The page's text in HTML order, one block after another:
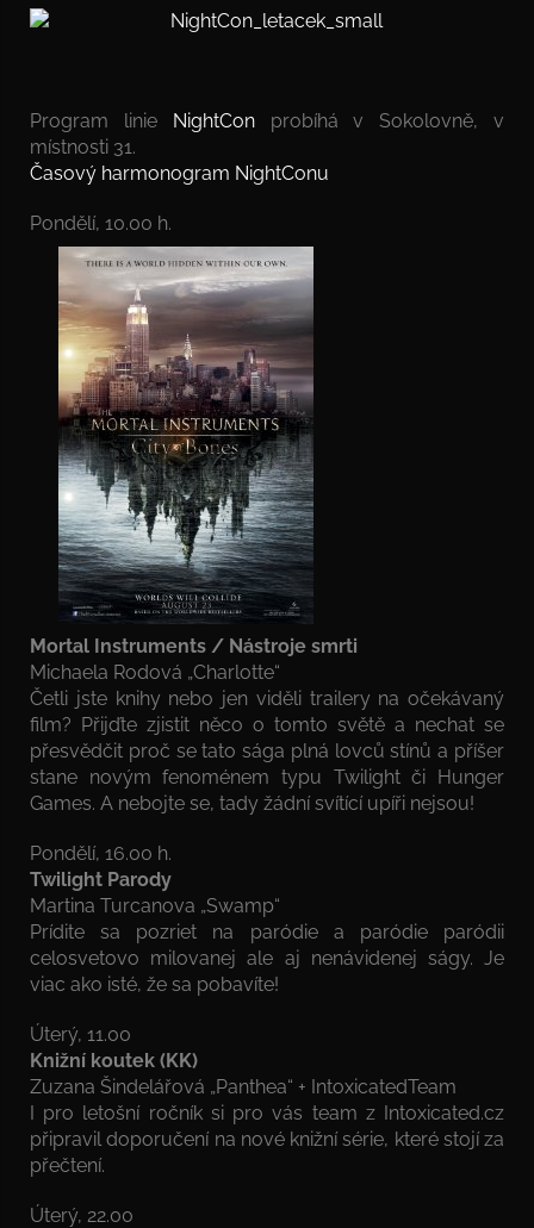
Program linie NightConprobíhá v Sokolovně, v
místnosti 31.
Časový harmonogram NightConu
Pondělí, 10.00 h.
Mortal Instruments / Nástroje smrti
Michaela Rodová „Charlotte“
Četli jste knihy nebo jen viděli trailery na očekávaný
film? Přijďte zjistit něco o tomto světě a nechat se
přesvědčit proč se tato sága plná lovců stínů a příšer
stane novým fenoménem typu Twilight či Hunger
Games. A nebojte se, tady žádní svítící upíři nejsou!
Pondělí, 16.00 h.
Twilight Parody
Martina Turcanova „Swamp“
Prídite sa pozriet na paródie a paródie paródii
celosvetovo milovanej ale aj nenávidenej ságy. Je
viac ako isté, že sa pobavíte!
Úterý, 11.00
Knižní koutek (KK)
Zuzana Šindelářová „Panthea“ + IntoxicatedTeam
I pro letošní ročník si pro vás team z Intoxicated.cz
připravil doporučení na nové knižní série, které stojí za
přečtení.
Úterý, 22.00